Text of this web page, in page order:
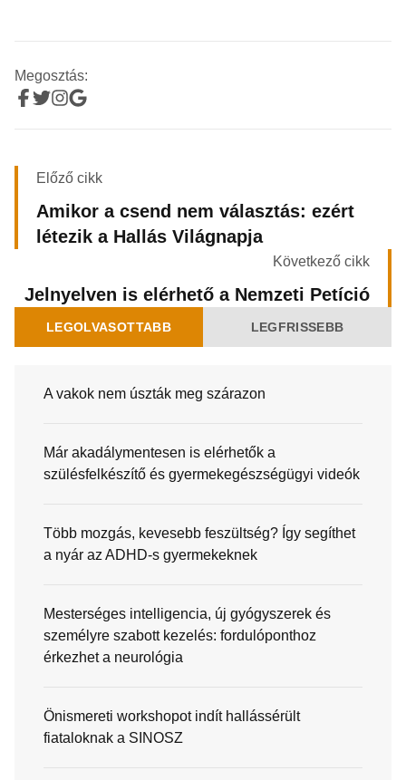
Megosztás:
Előző cikk
Amikor a csend nem választás: ezért
létezik a Hallás Világnapja
Következő cikk
Jelnyelven is elérhető a Nemzeti Petíció
LEGOLVASOTTABB LEGFRISSEBB
A vakok nem úszták meg szárazon
Már akadálymentesen is elérhetők a
szülésfelkészítő és gyermekegészségügyi videók
Több mozgás, kevesebb feszültség? Így segíthet
a nyár az ADHD-s gyermekeknek
Mesterséges intelligencia, új gyógyszerek és
személyre szabott kezelés: fordulóponthoz
érkezhet a neurológia
Önismereti workshopot indít hallássérült
fiataloknak a SINOSZ